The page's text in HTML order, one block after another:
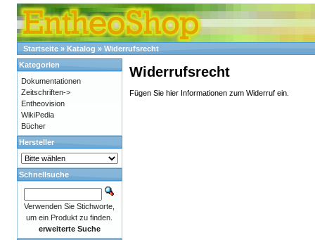
Startseite» Katalog » Widerrufsrecht
Widerrufsrecht
Fügen Sie hier Informationen zum Widerruf ein.
Kategorien
Dokumentationen
Zeitschriften->
Entheovision
WikiPedia
Bücher
Hersteller
Schnellsuche
Verwenden Sie Stichworte,
um ein Produkt zu finden.
erweiterte Suche